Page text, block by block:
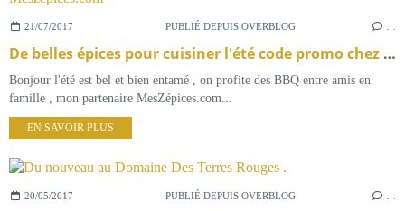
21/07/2017 PUBLIÉ DEPUIS OVERBLOG
De belles épices pour cuisiner l'été code promo chez Meszépices.com
Bonjour l'été est bel et bien entamé , on profite des BBQ entre amis en
famille , mon partenaire MesZépices.com...
EN SAVOIR PLUS
20/05/2017 PUBLIÉ DEPUIS OVERBLOG